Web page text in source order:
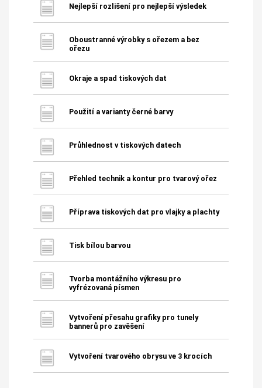
Nejlepší rozlišení pro nejlepší výsledek
Oboustranné výrobky s ořezem a bez
ořezu
Okraje a spad tiskových dat
Použití a varianty černé barvy
Průhlednost v tiskových datech
Přehled technik a kontur pro tvarový ořez
Příprava tiskových dat pro vlajky a plachty
Tisk bílou barvou
Tvorba montážního výkresu pro
vyfrézovaná písmen
Vytvoření přesahu grafiky pro tunely
bannerů pro zavěšení
Vytvoření tvarového obrysu ve 3 krocích